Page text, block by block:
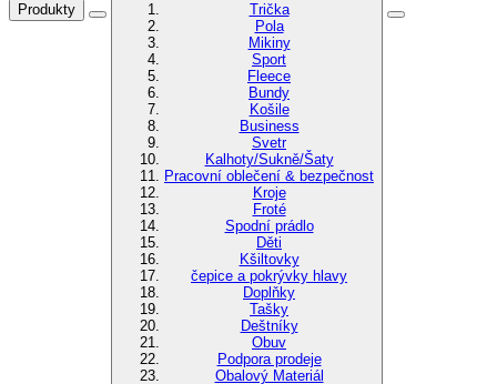
Produkty
Trička
Pola
Mikiny
Sport
Fleece
Bundy
Košile
Business
Svetr
Kalhoty/Sukně/Šaty
Pracovní oblečení & bezpečnost
Kroje
Froté
Spodní prádlo
Děti
Kšiltovky
čepice a pokrývky hlavy
Doplňky
Tašky
Deštníky
Obuv
Podpora prodeje
Obalový Materiál